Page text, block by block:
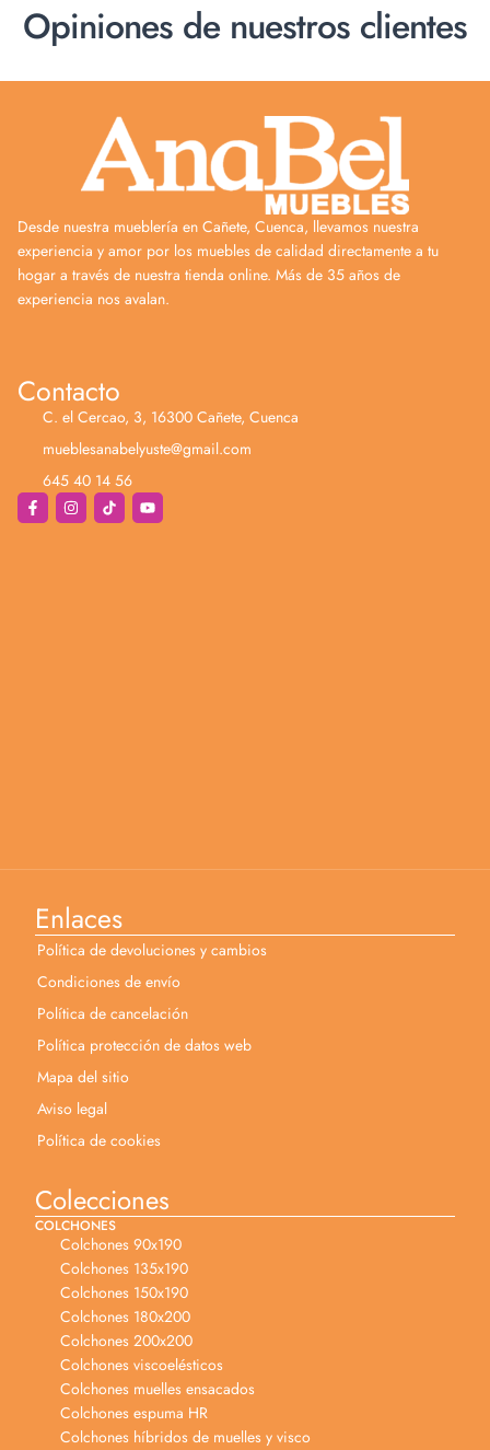
Opiniones de nuestros clientes
Desde nuestra mueblería en Cañete, Cuenca, llevamos nuestra
experiencia y amor por los muebles de calidad directamente a tu
hogar a través de nuestra tienda online. Más de 35 años de
experiencia nos avalan.
Contacto
C. el Cercao, 3, 16300 Cañete, Cuenca
mueblesanabelyuste@gmail.com
645 40 14 56
Enlaces
Política de devoluciones y cambios
Condiciones de envío
Política de cancelación
Política protección de datos web
Mapa del sitio
Aviso legal
Política de cookies
Colecciones
COLCHONES
Colchones 90x190
Colchones 135x190
Colchones 150x190
Colchones 180x200
Colchones 200x200
Colchones viscoelésticos
Colchones muelles ensacados
Colchones espuma HR
Colchones híbridos de muelles y visco